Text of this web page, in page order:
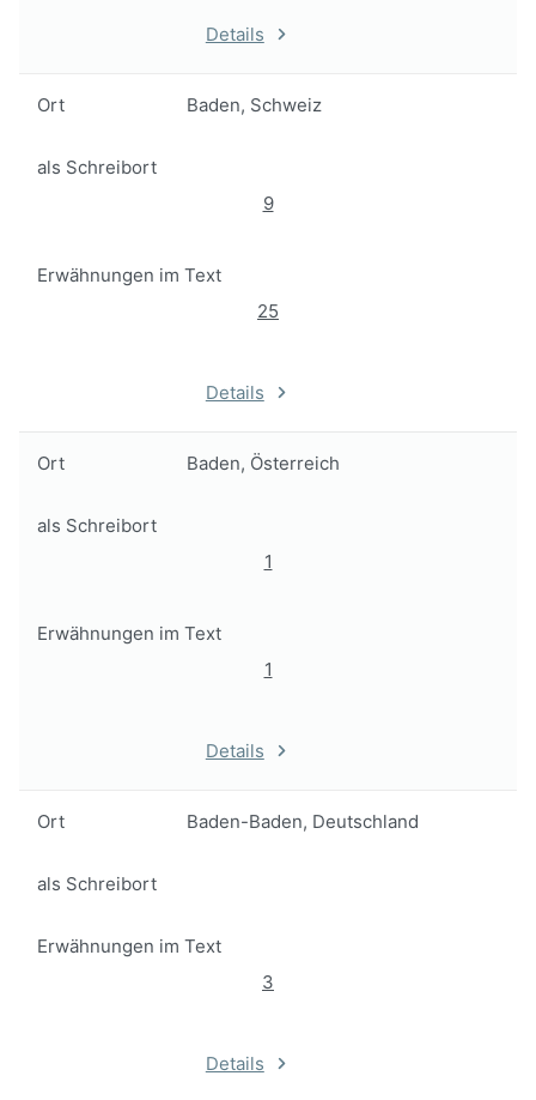
Details
Ort Baden, Schweiz
als Schreibort
9
Erwähnungen im Text
25
Details
Ort Baden, Österreich
als Schreibort
1
Erwähnungen im Text
1
Details
Ort Baden-Baden, Deutschland
als Schreibort
Erwähnungen im Text
3
Details